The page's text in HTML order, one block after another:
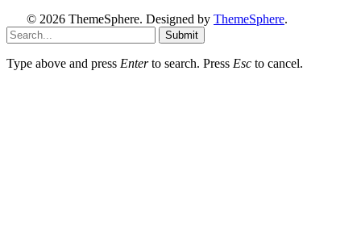
© 2026 ThemeSphere. Designed by ThemeSphere.
Submit
Type above and press Enterto search. Press Esc to cancel.